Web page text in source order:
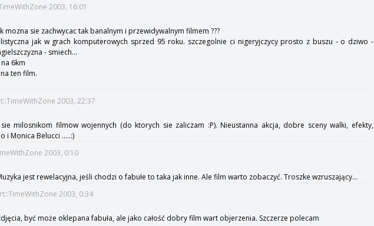
2003, 16:01
mozna sie zachwycac tak banalnym i przewidywalnym filmem ???
jak w grach komputerowych sprzed 95 roku. szczegolnie ci nigeryjczycy prosto z buszu - o dziwo -
- smiech...
6km
ten film.
2003, 22:37
milosnikom filmow wojennych (do ktorych sie zaliczam :P). Nieustanna akcja, dobre sceny walki, efekty,
i Monica Belucci .....:)
2003, 0:10
jest rewelacyjna, jeśli chodzi o fabułe to taka jak inne. Ale film warto zobaczyć. Troszke wzruszający...
2003, 0:34
być może oklepana fabuła, ale jako całość dobry film wart objerzenia. Szczerze polecam